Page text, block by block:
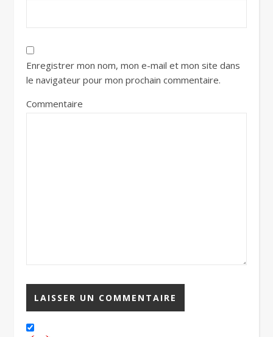
Enregistrer mon nom, mon e-mail et mon site dans
le navigateur pour mon prochain commentaire.
Commentaire